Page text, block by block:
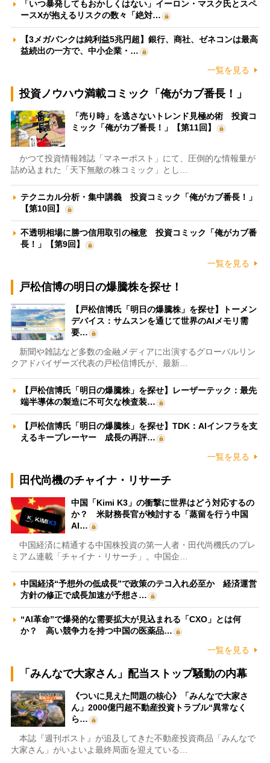
「いつ暴発してもおかしくはない」イーロン・マスク氏とスペ
ースXが抱えるリスクの数々「絶対…
【3メガバンクは純利益5兆円超】銀行、商社、ゼネコンは最高
益続出の一方で、中小企業・…
一覧を見る
投資ノウハウ満載コミック「俺がカブ番長！」
「売り時」を逃さないトレンド見極め術 投資コ
ミック「俺がカブ番長！」【第11回】
かつて投資情報雑誌「マネーポスト」にて、圧倒的な情報量が
詰め込まれた「天下無敵の株コミック」とし…
テクニカル分析・集中講義 投資コミック「俺がカブ番長！」
【第10回】
不透明相場に勝つ信用取引の極意 投資コミック「俺がカブ番
長！」【第9回】
一覧を見る
戸松信博の明日の爆騰株を探せ！
【戸松信博氏「明日の爆騰株」を探せ】トーメン
デバイス：サムスンを通じて世界のAIメモリ需
要…
新聞や雑誌など多数の金融メディアに出演するグローバルリン
クアドバイザーズ代表の戸松信博氏が、最新…
【戸松信博氏「明日の爆騰株」を探せ】レーザーテック：最先
端半導体の製造に不可欠な検査装…
【戸松信博氏「明日の爆騰株」を探せ】TDK：AIインフラを支
えるキープレーヤー 成長の再評…
一覧を見る
田代尚機のチャイナ・リサーチ
中国「Kimi K3」の衝撃に世界はどう対応するの
か？ 米財務長官が検討する「蒸留を行う中国
AI…
中国経済に精通する中国株投資の第一人者・田代尚機氏のプレ
ミアム連載「チャイナ・リサーチ」。中国企…
中国経済“予想外の低成長”で政策のテコ入れ必至か 経済運営
方針の修正で成長加速が予想さ…
“AI革命”で爆発的な需要拡大が見込まれる「CXO」とは何
か？ 高い競争力を持つ中国の医薬品…
一覧を見る
「みんなで大家さん」配当ストップ騒動の内幕
《ついに見えた問題の核心》「みんなで大家さ
ん」2000億円超不動産投資トラブル“異常なく
ら…
本誌『週刊ポスト』が追及してきた不動産投資商品「みんなで
大家さん」がいよいよ最終局面を迎えている…